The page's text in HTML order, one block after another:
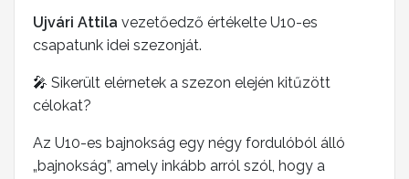
Ujvári Attila vezetőedző értékelte U10-es
csapatunk idei szezonját.
🎤 Sikerült elérnetek a szezon elején kitűzött
célokat?
Az U10-es bajnokság egy négy fordulóból álló
„bajnokság”, amely inkább arról szól, hogy a